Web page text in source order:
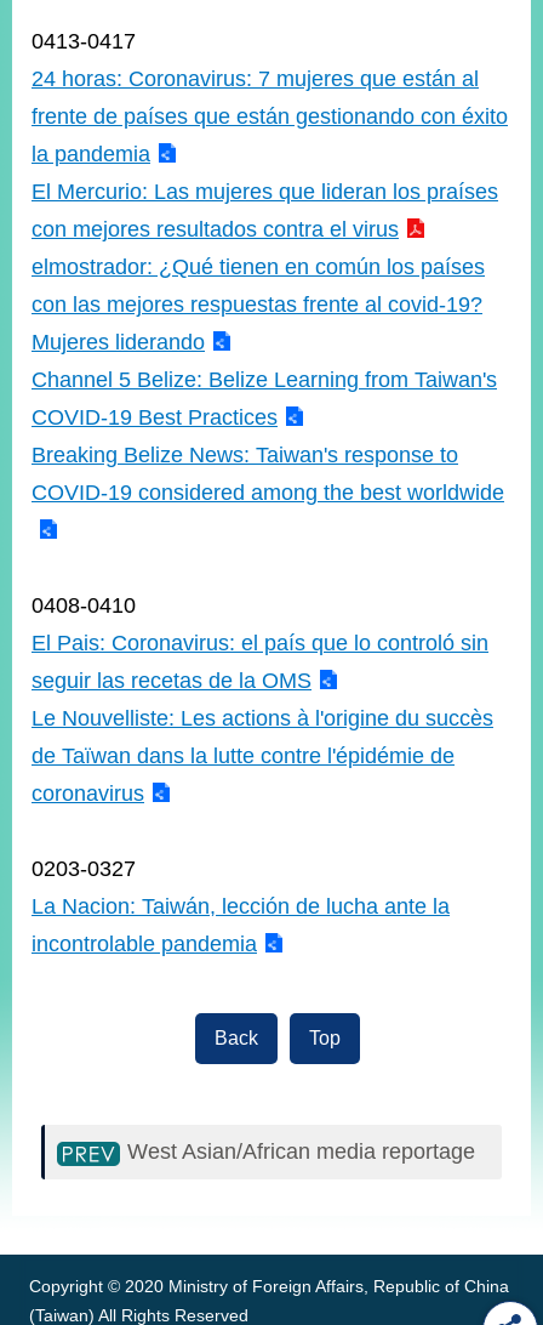
0413-0417
24 horas: Coronavirus: 7 mujeres que están al
frente de países que están gestionando con éxito
la pandemia
El Mercurio: Las mujeres que lideran los praíses
con mejores resultados contra el virus
elmostrador: ¿Qué tienen en común los países
con las mejores respuestas frente al covid-19?
Mujeres liderando
Channel 5 Belize: Belize Learning from Taiwan's
COVID-19 Best Practices
Breaking Belize News: Taiwan's response to
COVID-19 considered among the best worldwide
0408-0410
El Pais: Coronavirus: el país que lo controló sin
seguir las recetas de la OMS
Le Nouvelliste: Les actions à l'origine du succès
de Taïwan dans la lutte contre l'épidémie de
coronavirus
0203-0327
La Nacion: Taiwán, lección de lucha ante la
incontrolable pandemia
Back Top
West Asian/African media reportage
Copyright © 2020 Ministry of Foreign Affairs, Republic of China
(Taiwan) All Rights Reserved